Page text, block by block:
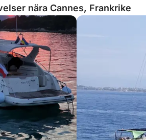
nära Cannes, Frankrike